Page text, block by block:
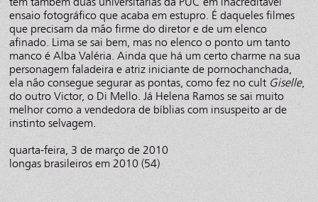
ensaio fotográfico que acaba em estupro. É daqueles filmes
que precisam da mão firme do diretor e de um elenco
afinado. Lima se sai bem, mas no elenco o ponto um tanto
manco é Alba Valéria. Ainda que há um certo charme na sua
personagem faladeira e atriz iniciante de pornochanchada,
ela não consegue segurar as pontas, como fez no cult Giselle,
do outro Victor, o Di Mello. Já Helena Ramos se sai muito
melhor como a vendedora de bíblias com insuspeito ar de
instinto selvagem.
quarta-feira, 3 de março de 2010
longas brasileiros em 2010 (54)